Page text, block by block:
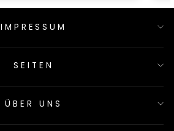
IMPRESSUM
SEITEN
ÜBER UNS